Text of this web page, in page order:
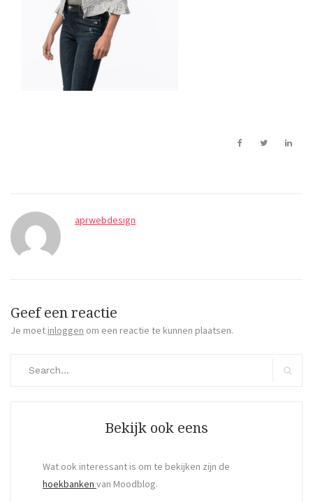
aprwebdesign
Geef een reactie
Je moet inloggen om een reactie te kunnen plaatsen.
Bekijk ook eens
Wat ook interessant is om te bekijken zijn de
hoekbanken van Moodblog.